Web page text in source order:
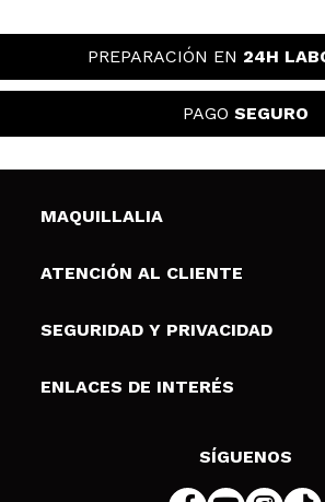
PREPARACIÓN EN 24H
PAGO SEGURO
MAQUILLALIA
Sobre nosotros
Tarjetas de Regalo
ATENCIÓN AL CLIENTE
Envíos y devoluciones
Formas de pago
SEGURIDAD Y PRIVACIDAD
Terminos y condiciones de uso
Política de cookies
ENLACES DE INTERÉS
SÍGUENOS